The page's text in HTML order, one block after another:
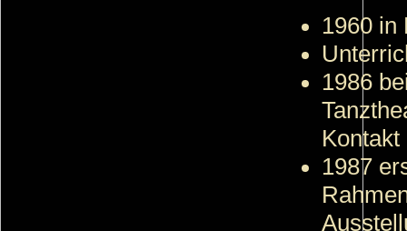
1960 in
1986
1987